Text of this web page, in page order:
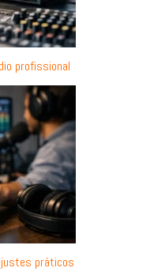
profissional
práticos